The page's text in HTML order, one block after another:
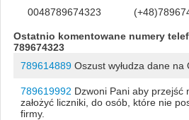
0048789674323
Ostatnio komentowane numery
789674323
789614889Oszust wyłudza dane na
789619992 Dzwoni Pani aby przejść
założyć liczniki, do osób, które nie
firmy.